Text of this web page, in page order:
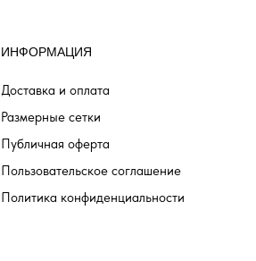
ИНФОРМАЦИЯ
Доставка и оплата
Размерные сетки
Публичная оферта
Пользовательское соглашение
Политика конфиденциальности